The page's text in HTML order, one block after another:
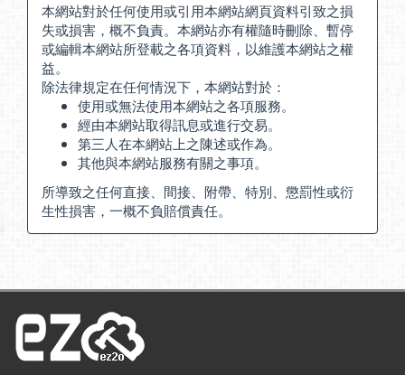
本網站對於任何使用或引用本網站網頁資料引致之損
失或損害，概不負責。本網站亦有權隨時刪除、暫停
或編輯本網站所登載之各項資料，以維護本網站之權
益。
除法律規定在任何情況下，本網站對於：
使用或無法使用本網站之各項服務。
經由本網站取得訊息或進行交易。
第三人在本網站上之陳述或作為。
其他與本網站服務有關之事項。
所導致之任何直接、間接、附帶、特別、懲罰性或衍
生性損害，一概不負賠償責任。